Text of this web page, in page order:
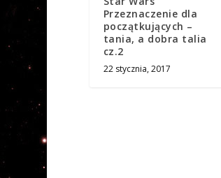
Przeznaczenie dla
początkujących –
tania, a dobra talia
cz.2
22 stycznia, 2017